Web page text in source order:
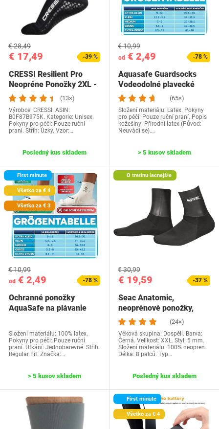
€ 17,49
€ 28,49
-39 %
CRESSI Resilient Pro
Neopréne Ponožky 2XL -
Unisex 3mm…
(13×)
Výrobce: CRESSI. ASIN:
B0F87B975K. Kategorie: Unisex.
Pokyny pro péči: Pouze ruční
praní. Střih: Úzký. Vzor:…
Posledný kus skladem
od € 2,49
€ 10,99
-78 %
Aquasafe Guardsocks
Vodeodolné plavecké
ponožky proti…(65×)
Složení materiálu: Latex. Pokyny
pro péči: Pouze ruční praní. Popis
kožešiny: Přírodní latex (Původ:
Neuvádí se).…
> 5 kusov skladem
First minute
Všetko za € 4
Všetko za € 3
od € 2,49
€ 10,99
-78 %
Ochranné ponožky
AquaSafe na plávanie
Složení materiálu: 100% latex.
Pokyny pro péči: Pouze ruční
praní. Utkání: Jednobarevné. Střih:
Regular Fit. Značka:…
> 5 kusov skladem
O tretinu lacnejšie
€ 19,59
€ 30,99
-37 %
Seac Anatomic,
neoprénové ponožky,
termo ponožky pre…
(24×)
Věková skupina: Dospělí. Barva:
Černá. Velikost: XXL. Styl: 5 mm.
Složení materiálu: 100% neopren.
Délka: 8 palců. Typ…
Posledný kus skladem
First minute
Všetko za € 4